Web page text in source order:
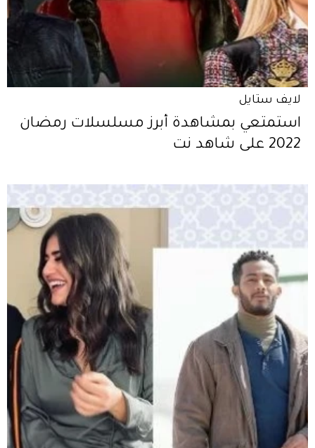
لايف ستايل
استمتعي بمشاهدة أبرز مسلسلات رمضان
2022 على شاهد نت